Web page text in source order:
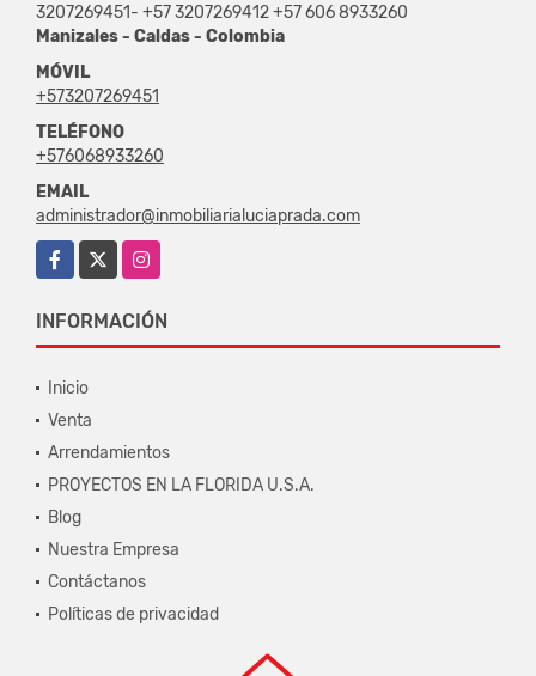
3207269451- +57 3207269412 +57 606 8933260
Manizales - Caldas - Colombia
MÓVIL
+573207269451
TELÉFONO
+576068933260
EMAIL
administrador@inmobiliarialuciaprada.com
Facebook
Instagram
INFORMACIÓN
Inicio
Venta
Arrendamientos
PROYECTOS EN LA FLORIDA U.S.A.
Blog
Nuestra Empresa
Contáctanos
Políticas de privacidad